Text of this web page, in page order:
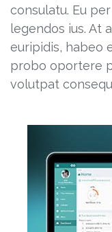
consulatu. Eu
legendos ius. At
euripidis, habeo
probo oportere
volutpat